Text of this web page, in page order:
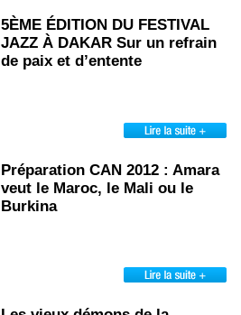
5ÈME ÉDITION DU FESTIVAL
JAZZ À DAKAR Sur un refrain
de paix et d’entente
Préparation CAN 2012 : Amara
veut le Maroc, le Mali ou le
Burkina